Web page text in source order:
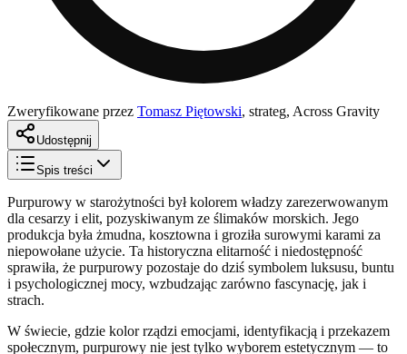
Zweryfikowane przez Tomasz Piętowski, strateg, Across Gravity
Udostępnij
Spis treści
Purpurowy w starożytności był kolorem władzy zarezerwowanym
dla cesarzy i elit, pozyskiwanym ze ślimaków morskich. Jego
produkcja była żmudna, kosztowna i groziła surowymi karami za
niepowołane użycie. Ta historyczna elitarność i niedostępność
sprawiła, że purpurowy pozostaje do dziś symbolem luksusu, buntu
i psychologicznej mocy, wzbudzając zarówno fascynację, jak i
strach.
W świecie, gdzie kolor rządzi emocjami, identyfikacją i przekazem
społecznym, purpurowy nie jest tylko wyborem estetycznym — to